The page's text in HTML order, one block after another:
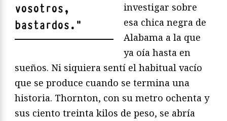
vosotros,
bastardos. "
investigar sobre
esa chica negra de
Alabama a la que
ya oía hasta en
sueños. Ni siquiera sentí el habitual vacío
que se produce cuando se termina una
historia. Thornton, con su metro ochenta y
sus ciento treinta kilos de peso, se abría